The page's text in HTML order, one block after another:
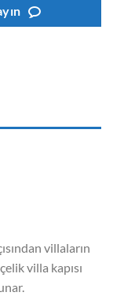
villaların
villa kapısı